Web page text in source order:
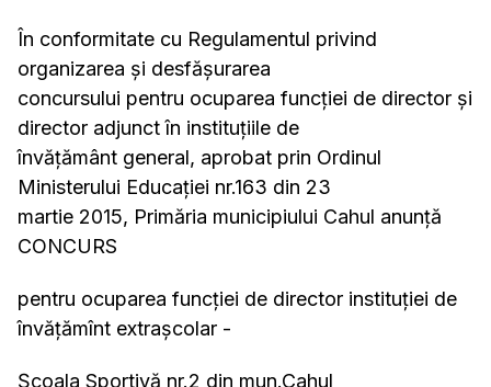
În conformitate cu Regulamentul privind
organizarea și desfășurarea
concursului pentru ocuparea funcției de director și
director adjunct în instituțiile de
învățământ general, aprobat prin Ordinul
Ministerului Educației nr.163 din 23
martie 2015, Primăria municipiului Cahul anunţă
CONCURS
pentru ocuparea funcţiei de director instituției de
învățămînt extrașcolar -
Școala Sportivă nr.2 din mun.Cahul